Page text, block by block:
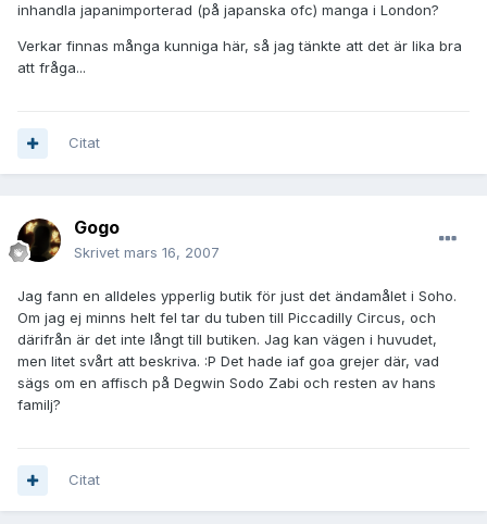
inhandla japanimporterad (på japanska ofc) manga i London?
Verkar finnas många kunniga här, så jag tänkte att det är lika bra
att fråga...
Citat
Gogo
Skrivet mars 16, 2007
Jag fann en alldeles ypperlig butik för just det ändamålet i Soho.
Om jag ej minns helt fel tar du tuben till Piccadilly Circus, och
därifrån är det inte långt till butiken. Jag kan vägen i huvudet,
men litet svårt att beskriva. :P Det hade iaf goa grejer där, vad
sägs om en affisch på Degwin Sodo Zabi och resten av hans
familj?
Citat